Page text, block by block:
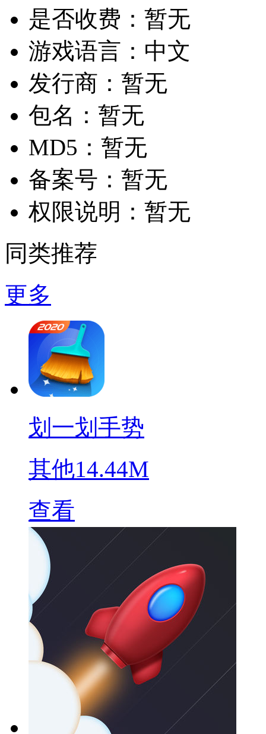
是否收费： 暂无
游戏语言： 中文
发行商： 暂无
包名： 暂无
MD5： 暂无
备案号： 暂无
权限说明： 暂无
同类推荐
更多
划一划手势
其他14.44M
查看